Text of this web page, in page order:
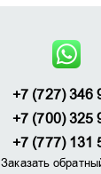
+7 (727) 346
+7 (700) 325
+7 (777) 131
Заказать